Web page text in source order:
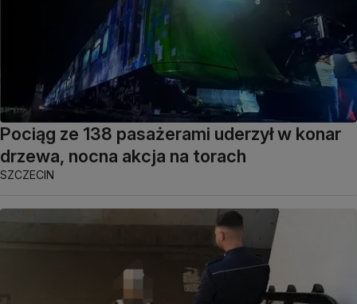
Pociąg ze 138 pasażerami uderzył w konar
drzewa, nocna akcja na torach
SZCZECIN